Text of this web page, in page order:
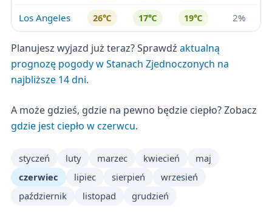
Los Angeles 26℃ 17℃ 19℃ 2%
Planujesz wyjazd już teraz? Sprawdź aktualną
prognozę pogody w Stanach Zjednoczonych na
najbliższe 14 dni.
A może gdzieś, gdzie na pewno będzie ciepło? Zobacz
gdzie jest ciepło w czerwcu.
styczeń luty marzec kwiecień
maj
czerwiec
lipiec sierpień
wrzesień
październik
listopad grudzień